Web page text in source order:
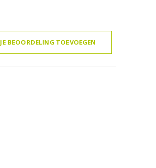
JE BEOORDELING TOEVOEGEN